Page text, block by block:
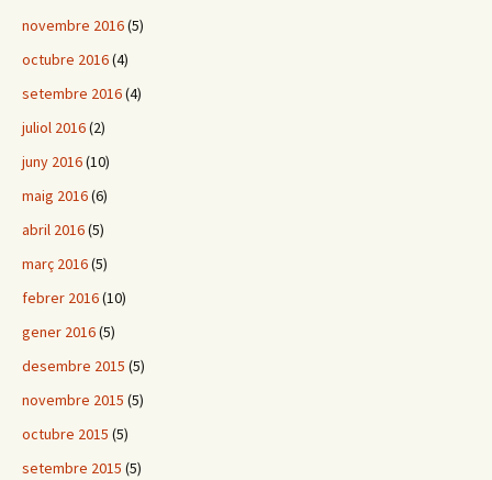
novembre 2016(5)
octubre 2016(4)
setembre 2016(4)
juliol 2016(2)
juny 2016(10)
maig 2016(6)
abril 2016(5)
març 2016(5)
febrer 2016(10)
gener 2016(5)
desembre 2015 (5)
novembre 2015 (5)
octubre 2015 (5)
setembre 2015 (5)